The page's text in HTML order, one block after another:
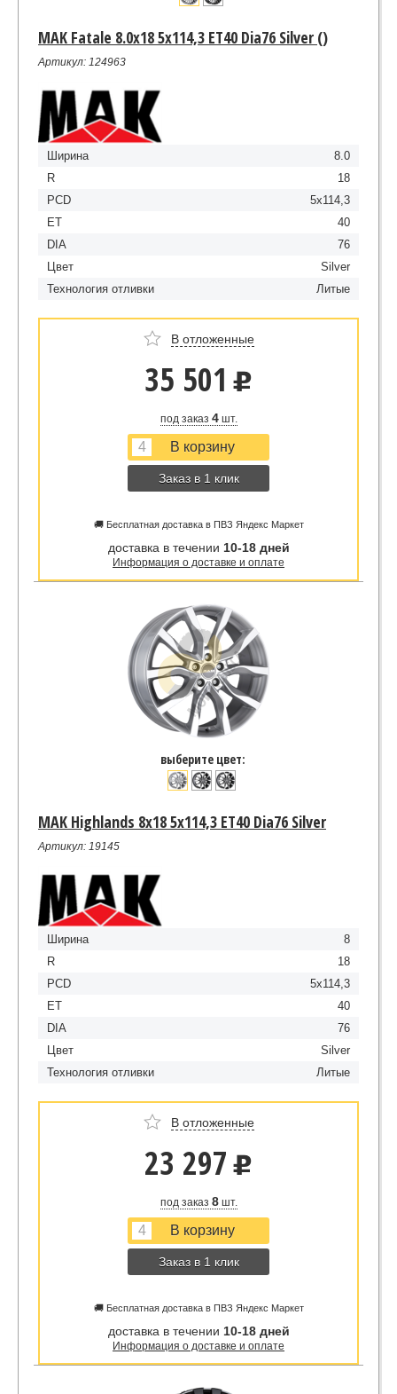
MAK Fatale 8.0x18 5x114,3 ET40 Dia76 Silver ()
Артикул: 124963
Ширина
8.0
R
18
PCD
5x114,3
ET
40
DIA
76
Цвет
Silver
Технология отливки
Литые
В отложенные
35 501 u
под заказ 4шт.
Заказ в 1 клик
🚚 Бесплатная доставка в ПВЗ Яндекс Маркет
доставка в течении 10-18 дней
Информация о доставке и оплате
выберите цвет:
MAK Highlands 8x18 5x114,3 ET40 Dia76 Silver
Артикул: 19145
Ширина
8
R
18
PCD
5x114,3
ET
40
DIA
76
Цвет
Silver
Технология отливки
Литые
В отложенные
23 297 u
под заказ 8шт.
Заказ в 1 клик
🚚 Бесплатная доставка в ПВЗ Яндекс Маркет
доставка в течении 10-18 дней
Информация о доставке и оплате